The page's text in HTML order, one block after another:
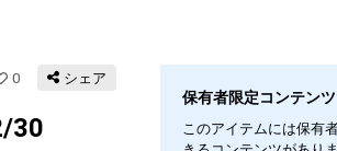
0 シェア
30
保有者限定コンテンツ
このアイテムには保有